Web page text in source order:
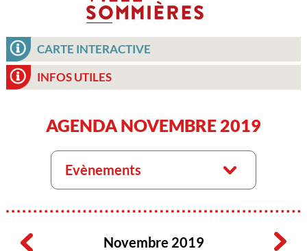
CARTE INTERACTIVE
INFOS UTILES
AGENDA NOVEMBRE 2019
Evènements
Novembre 2019